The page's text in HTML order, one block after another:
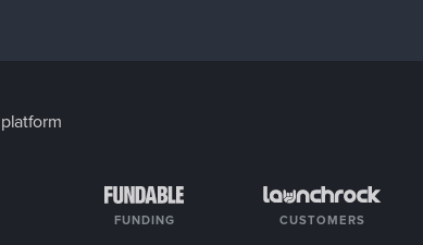
platform
FUNDING CUSTOMERS